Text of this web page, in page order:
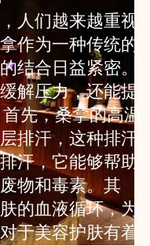
人们越来越重视
作为一种传统的
结合日益紧密。
解压力，还能提
先，桑拿的高温
排汗，这种排汗
汗，它能够帮助
物和毒素。其
的血液循环，为
于美容护肤有着